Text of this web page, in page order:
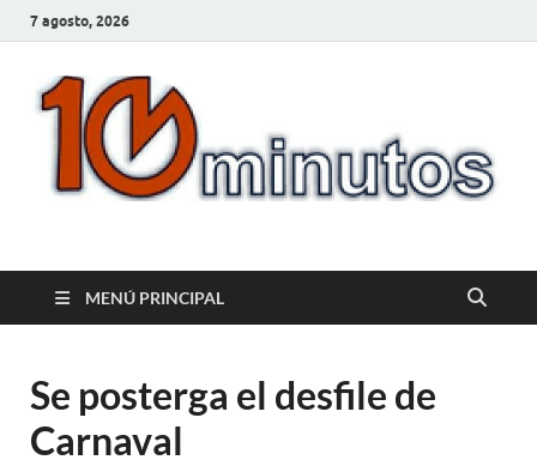
7 agosto, 2026
10minutos.com.uy
MENÚ PRINCIPAL
Se posterga el desfile de
Carnaval